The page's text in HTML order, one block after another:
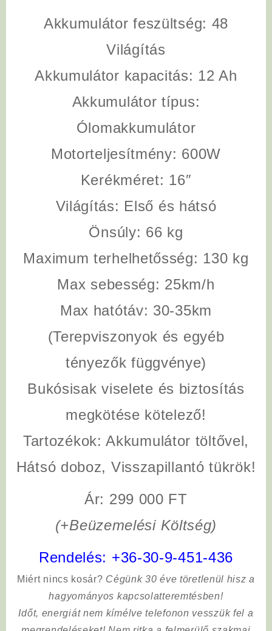
Akkumulátor feszültség: 48
Világítás
Akkumulátor kapacitás: 12 Ah
Akkumulátor típus:
Ólomakkumulátor
Motorteljesítmény: 600W
Kerékméret: 16″
Világítás: Első és hátsó
Önsúly: 66 kg
Maximum terhelhetősség: 130 kg
Max sebesség: 25km/h
Max hatótáv: 30-35km
(Terepviszonyok és egyéb
tényezők függvénye)
Bukósisak viselete és biztosítás
megkötése kötelező!
Tartozékok: Akkumulátor töltővel,
Hátsó doboz, Visszapillantó tükrök!
Ár: 299 000 FT
(+Beüzemelési Költség)
Rendelés: +36-30-9-451-436
Miért nincs kosár? Cégünk 30 éve töretlenül hisz a
hagyományos kapcsolatteremtésben!
Időt, energiát nem kímélvetelefonon vesszük fel a